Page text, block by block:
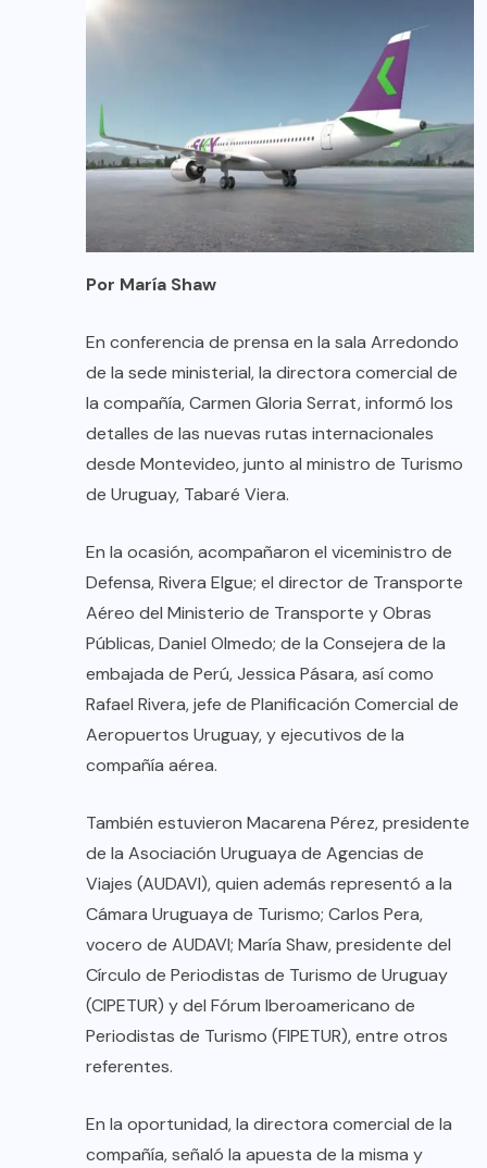
Por María Shaw
En conferencia de prensa en la sala Arredondo
de la sede ministerial, la directora comercial de
la compañía, Carmen Gloria Serrat, informó los
detalles de las nuevas rutas internacionales
desde Montevideo, junto al ministro de Turismo
de Uruguay, Tabaré Viera.
En la ocasión, acompañaron el viceministro de
Defensa, Rivera Elgue; el director de Transporte
Aéreo del Ministerio de Transporte y Obras
Públicas, Daniel Olmedo; de la Consejera de la
embajada de Perú, Jessica Pásara, así como
Rafael Rivera, jefe de Planificación Comercial de
Aeropuertos Uruguay, y ejecutivos de la
compañía aérea.
También estuvieron Macarena Pérez, presidente
de la Asociación Uruguaya de Agencias de
Viajes (AUDAVI), quien además representó a la
Cámara Uruguaya de Turismo; Carlos Pera,
vocero de AUDAVI; María Shaw, presidente del
Círculo de Periodistas de Turismo de Uruguay
(CIPETUR) y del Fórum Iberoamericano de
Periodistas de Turismo (FIPETUR), entre otros
referentes.
En la oportunidad, la directora comercial de la
compañía, señaló la apuesta de la misma y